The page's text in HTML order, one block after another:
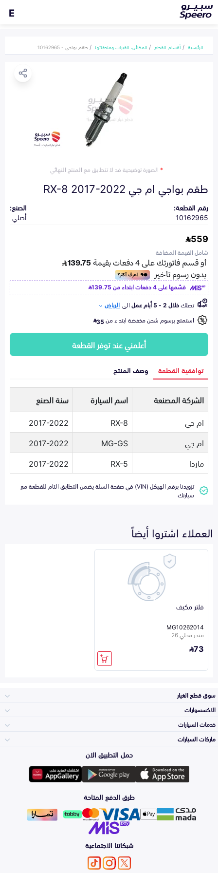
E
الرئيسية أقسام القطع المكائن، القيرات وملحقاتها طقم بواجي - 10162965
*الصورة توضيحية قد لا تتطابق مع المنتج النهائي
طقم بواجي ام جي RX-8 2017-2022
رقم القطعة:
10162965
الصنع:
أصلي
559
شامل القيمة المضافة
قسّمها على 4 دفعات ابتداء من
139.75
تصلكخلال 2 - 5 أيام عمل الى الرياض
استمتع برسوم شحن مخفضة ابتداء من35
أعلمني عند توفر القطعة
توافقية القطعة وصف المنتج
الشركة المصنعة اسم السيارة
سنة الصنع
ام جي
RX-8
2017-2022
ام جي
MG-GS
2017-2022
مازدا
RX-5
2017-2022
تزويدنا برقم الهيكل (VIN) في صفحة السلة يضمن التطابق التام للقطعة مع
سيارتك
العملاء اشتروا أيضاً
فلتر مكيف
MG10262014
متجر محلي 26
73
سوق قطع الغيار
المكائن، القيرات
وملحقاتها
الشمعات
والاصطبات (الاضاءة)
الفرامل والأقمشة
الاكسسوارات
لوازم الرحلات
اكسسوارات العناية
الزيوت و السوائل
خدمات السيارات
Top Selling
Detailing
Services
Windshields And
ماركات السيارات
تويوتا
هيونداي
كيا
حمل التطبيق الان
طرق الدفع المتاحة
شبكاتنا الاجتماعية